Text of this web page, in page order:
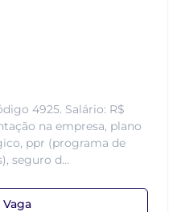
4925. Salário: R$
na empresa, plano
ppr (programa de
seguro d...